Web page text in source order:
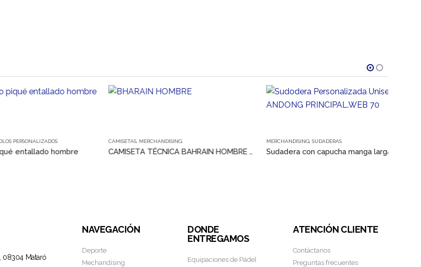
hombre
Este producto tiene múltiples variantes. Las opciones se pueden elegir en la página de producto
CAMISETAS,MERCHANDISING
CAMISETA TÉCNICA BAHRAIN HOMBRE ROLY
Este producto tiene múltiples variantes. Las opciones se pueden elegir en la página de producto
MERCHANDISING,SUDADERAS
Sudadera con capucha manga larga unisex SNAKE SOL’S
08304 Mataró
NAVEGACIÓN
Deporte
Mechandising
DONDE
ENTREGAMOS
Equipaciones de Pádel
ATENCIÓN CLIENTE
Contáctanos
Preguntas frecuentes